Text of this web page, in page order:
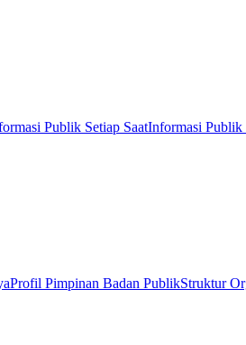
Publik Setiap SaatInformasi Publik
Profil Pimpinan Badan PublikStruktur